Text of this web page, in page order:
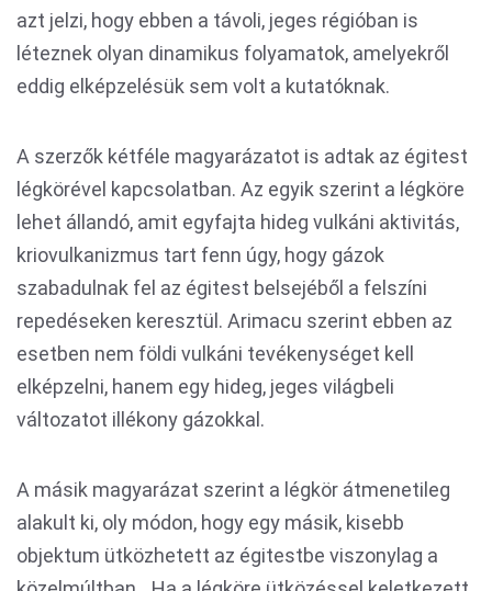
azt jelzi, hogy ebben a távoli, jeges régióban is
léteznek olyan dinamikus folyamatok, amelyekről
eddig elképzelésük sem volt a kutatóknak.
A szerzők kétféle magyarázatot is adtak az égitest
légkörével kapcsolatban. Az egyik szerint a légköre
lehet állandó, amit egyfajta hideg vulkáni aktivitás,
kriovulkanizmus tart fenn úgy, hogy gázok
szabadulnak fel az égitest belsejéből a felszíni
repedéseken keresztül. Arimacu szerint ebben az
esetben nem földi vulkáni tevékenységet kell
elképzelni, hanem egy hideg, jeges világbeli
változatot illékony gázokkal.
A másik magyarázat szerint a légkör átmenetileg
alakult ki, oly módon, hogy egy másik, kisebb
objektum ütközhetett az égitestbe viszonylag a